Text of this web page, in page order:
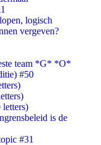
logisch
vergeven?
team *G* *O*
#50
letters)
is de
#31